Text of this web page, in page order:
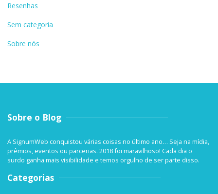
Resenhas
Sem categoria
Sobre nós
Sobre o Blog
A SignumWeb conquistou várias coisas no último ano… Seja na mídia,
prêmios, eventos ou parcerias. 2018 foi maravilhoso! Cada dia o
surdo ganha mais visibilidade e temos orgulho de ser parte disso.
Categorias